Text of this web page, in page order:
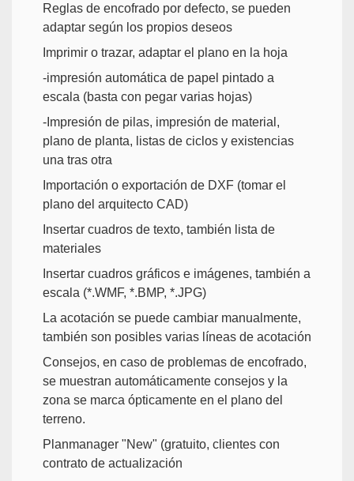
Reglas de encofrado por defecto, se pueden
adaptar según los propios deseos
Imprimir o trazar, adaptar el plano en la hoja
-impresión automática de papel pintado a
escala (basta con pegar varias hojas)
-Impresión de pilas, impresión de material,
plano de planta, listas de ciclos y existencias
una tras otra
Importación o exportación de DXF (tomar el
plano del arquitecto CAD)
Insertar cuadros de texto, también lista de
materiales
Insertar cuadros gráficos e imágenes, también a
escala (*.WMF, *.BMP, *.JPG)
La acotación se puede cambiar manualmente,
también son posibles varias líneas de acotación
Consejos, en caso de problemas de encofrado,
se muestran automáticamente consejos y la
zona se marca ópticamente en el plano del
terreno.
Planmanager "New" (gratuito, clientes con
contrato de actualización